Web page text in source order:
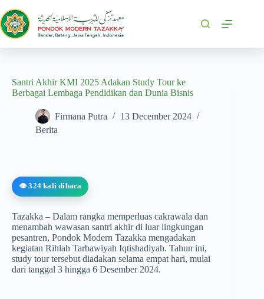
Santri Akhir KMI 2025 Adakan Study Tour ke
Berbagai Lembaga Pendidikan dan Dunia Bisnis
Firmana Putra
13 December 2024
Berita
👁️ 324 kali dibaca
Tazakka – Dalam rangka memperluas cakrawala dan
menambah wawasan santri akhir di luar lingkungan
pesantren, Pondok Modern Tazakka mengadakan
kegiatan Rihlah Tarbawiyah Iqtishadiyah. Tahun ini,
study tour tersebut diadakan selama empat hari, mulai
dari tanggal 3 hingga 6 Desember 2024.